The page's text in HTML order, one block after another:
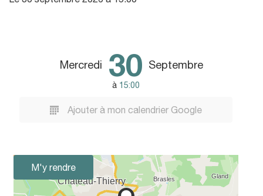
Mercredi 30 Septembre
à 15:00
Ajouter à mon calendrier Google
M'y rendre